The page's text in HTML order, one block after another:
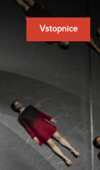
Vstopnice